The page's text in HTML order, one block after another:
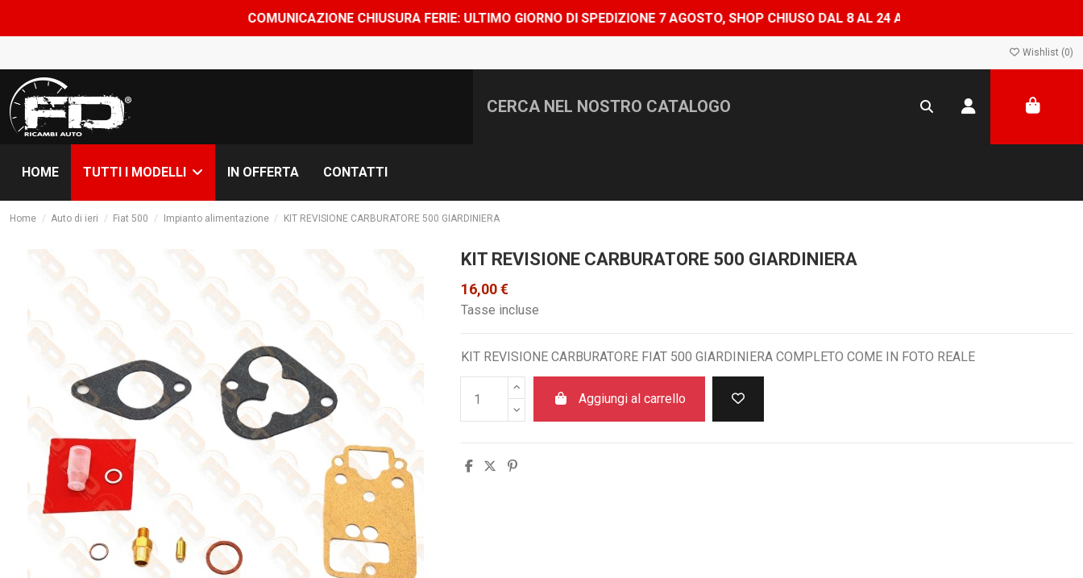
COMUNICAZIONE CHIUSURA FERIE: ULTIMO GIORNO DI SPEDIZIONE 7 AGOSTO, SHOP CHIUSO DAL 8 AL 24 AGOSTO — ORDINI EVASI A PARTIRE DAL 25
Wishlist (0)
HOME TUTTI I MODELLI IN OFFERTA CONTATTI
Home Auto di ieri Fiat 500 Impianto alimentazione KIT REVISIONE CARBURATORE 500 GIARDINIERA
KIT REVISIONE CARBURATORE 500 GIARDINIERA
16,00 €
Tasse incluse
KIT REVISIONE CARBURATORE FIAT 500 GIARDINIERA COMPLETO COME IN FOTO REALE
Aggiungi al carrello